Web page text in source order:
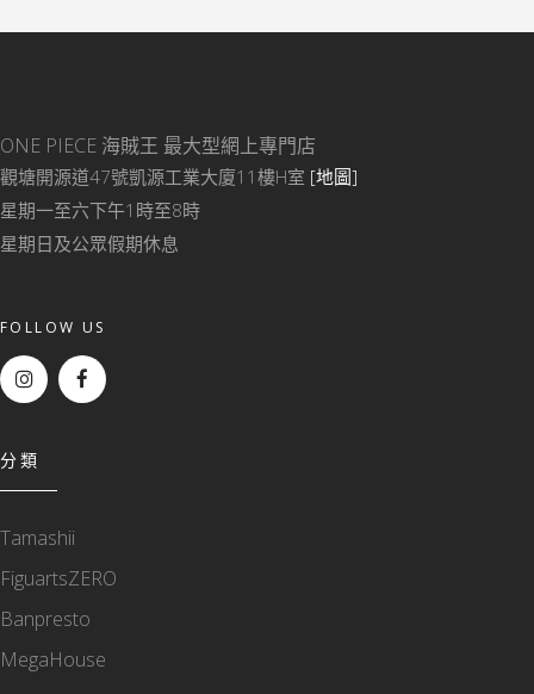
ONE PIECE 海賊王 最大型網上專門店
觀塘開源道47號凱源工業大廈11樓H室 [地圖]
星期一至六下午1時至8時
星期日及公眾假期休息
FOLLOW US
分類
Tamashii
FiguartsZERO
Banpresto
MegaHouse